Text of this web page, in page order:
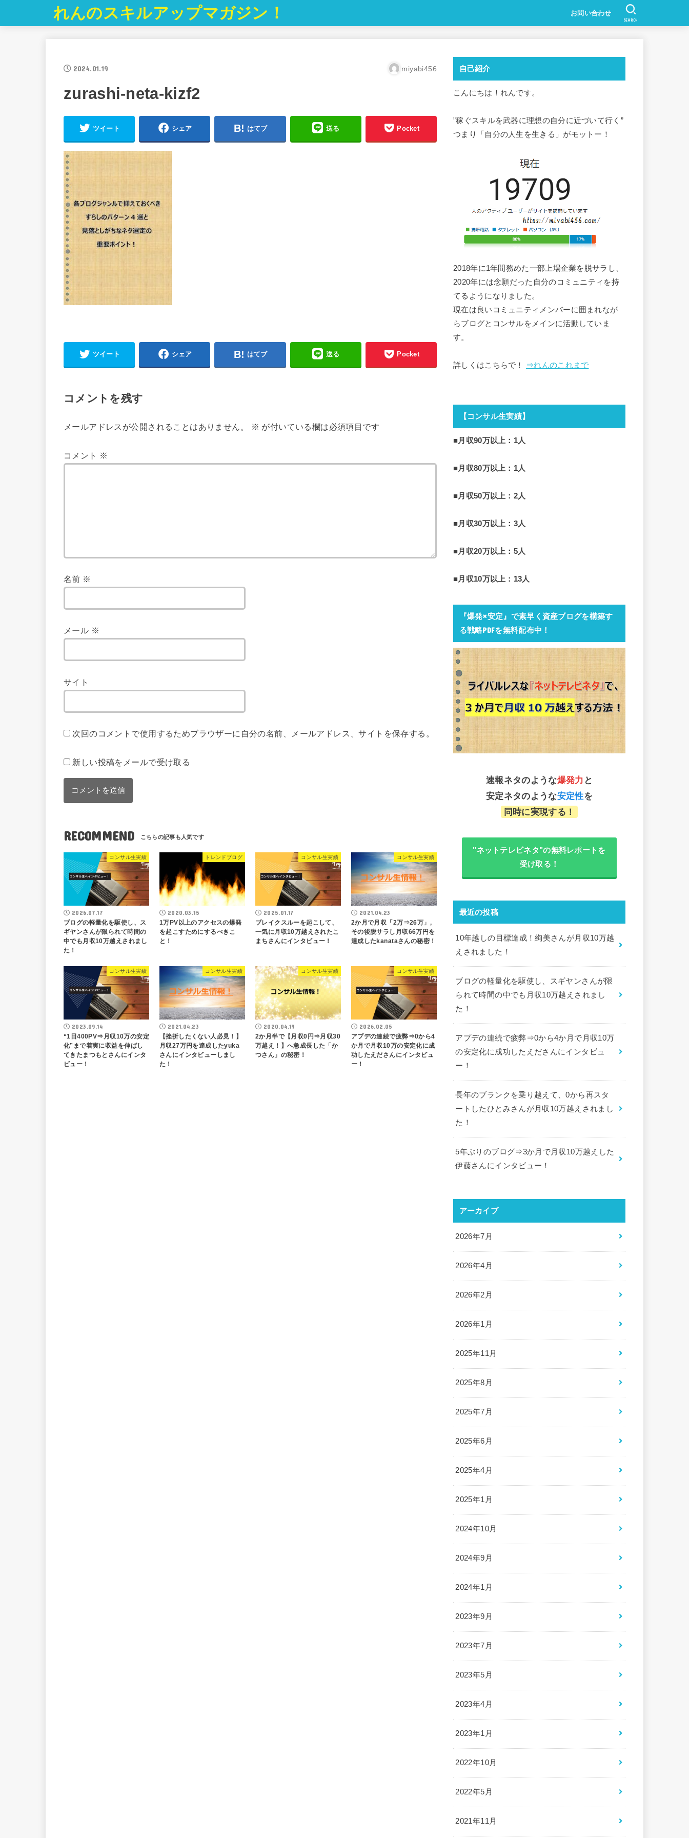
れんのスキルアップマガジン！ お問い合わせ
SEARCH
2024.01.19 miyabi456
zurashi-neta-kizf2
ツイート シェア はてブ 送る Pocket
ツイート シェア はてブ 送る Pocket
コメントを残す
メールアドレスが公開されることはありません。 ※ が付いている欄は必須項目です
コメント ※
名前 ※
メール ※
サイト
次回のコメントで使用するためブラウザーに自分の名前、メールアドレス、サイトを保存する。
新しい投稿をメールで受け取る
RECOMMEND
コンサル生実績
2026.07.17
ブログの軽量化を駆使し、ス
ギヤンさんが限られて時間の
中でも月収10万越えされまし
た！
トレンドブログ
2020.03.15
1万PV以上のアクセスの爆発
を起こすためにするべきこ
と！
コンサル生実績
2025.01.17
ブレイクスルーを起こして、
一気に月収10万越えされたこ
まちさんにインタビュー！
コンサル生実績
2021.04.23
2か月で月収「2万⇒26万」,
その後脱サラし月収66万円を
達成したkanataさんの秘密！
コンサル生実績
2023.09.14
“1日400PV⇒月収10万の安定
化”まで着実に収益を伸ばし
てきたまつもとさんにインタ
ビュー！
コンサル生実績
2021.04.23
【挫折したくない人必見！】
月収27万円を達成したyuka
さんにインタビューしまし
た！
コンサル生実績
2020.04.19
2か月半で【月収0円⇒月収30
万越え！】へ急成長した「か
つさん」の秘密！
コンサル生実績
2026.02.05
アプデの連続で疲弊⇒0から4
か月で月収10万の安定化に成
功したえださんにインタビュ
ー！
自己紹介
こんにちは！れんです。
”稼ぐスキルを武器に理想の自分に近づいて行く”
つまり「自分の人生を生きる」がモットー！
2018年に1年間務めた一部上場企業を脱サラし、
2020年には念願だった自分のコミュニティを持
てるようになりました。
現在は良いコミュニティメンバーに囲まれなが
らブログとコンサルをメインに活動していま
す。
詳しくはこちらで！ ⇒れんのこれまで
【コンサル生実績】
■月収90万以上：1人
■月収80万以上：1人
■月収50万以上：2人
■月収30万以上：3人
■月収20万以上：5人
■月収10万以上：13人
『爆発×安定』で素早く資産ブログを構築す
る戦略PDFを無料配布中！
速報ネタのような爆発力 と
安定ネタのような安定性を
同時に実現する！
"ネットテレビネタ"の無料レポートを
受け取る！
最近の投稿
10年越しの目標達成！絢美さんが月収10万越
えされました！
ブログの軽量化を駆使し、スギヤンさんが限
られて時間の中でも月収10万越えされまし
た！
アプデの連続で疲弊⇒0から4か月で月収10万
の安定化に成功したえださんにインタビュ
ー！
長年のブランクを乗り越えて、0から再スタ
ートしたひとみさんが月収10万越えされまし
た！
5年ぶりのブログ⇒3か月で月収10万越えした
伊藤さんにインタビュー！
アーカイブ
2026年7月
2026年4月
2026年2月
2026年1月
2025年11月
2025年8月
2025年7月
2025年6月
2025年4月
2025年1月
2024年10月
2024年9月
2024年1月
2023年9月
2023年7月
2023年5月
2023年4月
2023年1月
2022年10月
2022年5月
2021年11月